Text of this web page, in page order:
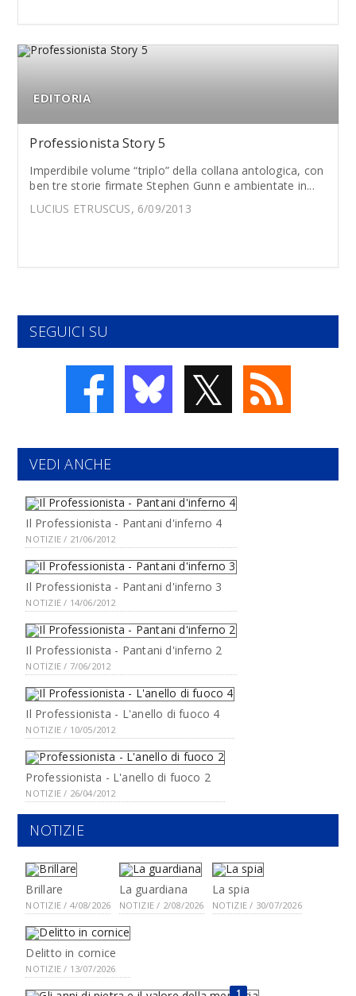
EDITORIA
Professionista Story 5
Imperdibile volume “triplo” della collana antologica, con
ben tre storie firmate Stephen Gunn e ambientate in...
LUCIUS ETRUSCUS, 6/09/2013
SEGUICI SU
𝕏
VEDI ANCHE
Il Professionista - Pantani d'inferno 4
NOTIZIE / 21/06/2012
Il Professionista - Pantani d'inferno 3
NOTIZIE / 14/06/2012
Il Professionista - Pantani d'inferno 2
NOTIZIE / 7/06/2012
Il Professionista - L'anello di fuoco 4
NOTIZIE / 10/05/2012
Professionista - L'anello di fuoco 2
NOTIZIE / 26/04/2012
NOTIZIE
Brillare
NOTIZIE / 4/08/2026
La guardiana
NOTIZIE / 2/08/2026
La spia
NOTIZIE / 30/07/2026
Delitto in cornice
NOTIZIE / 13/07/2026
1